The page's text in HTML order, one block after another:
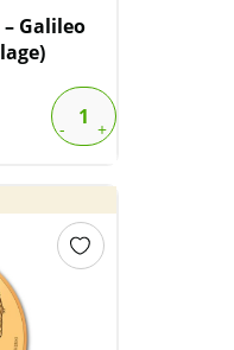
Galileo